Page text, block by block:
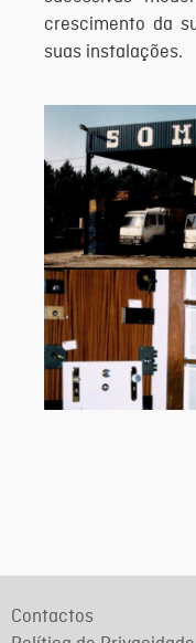
crescimento da
suas instalações.
Contactos